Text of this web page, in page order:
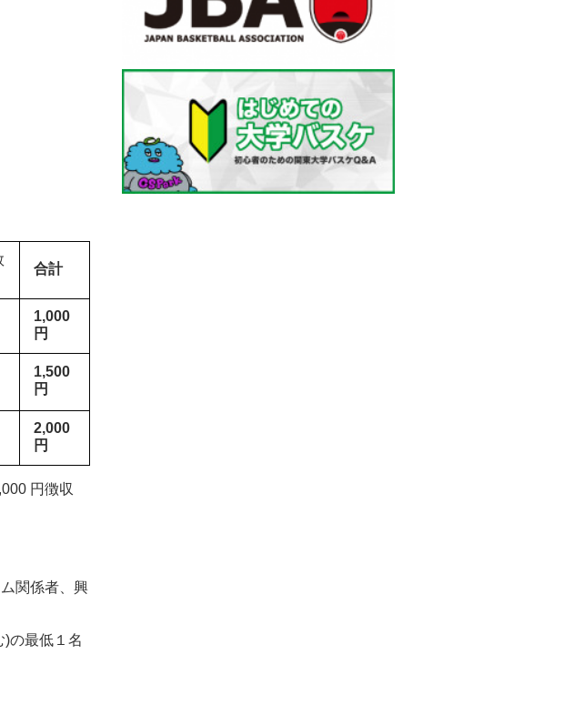
合計
1,000
円
1,500
円
2,000
円
円徴収
関係者、興
の最低１名